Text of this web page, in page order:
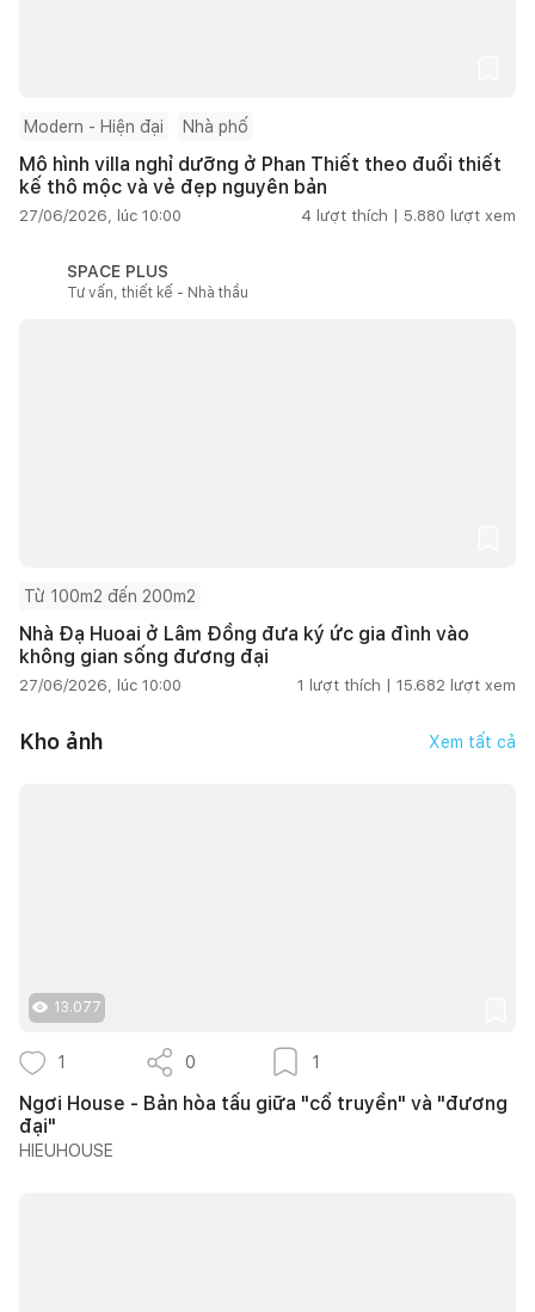
Modern - Hiện đại Nhà phố
Mô hình villa nghỉ dưỡng ở Phan Thiết theo đuổi thiết
kế thô mộc và vẻ đẹp nguyên bản
27/06/2026, lúc 10:00 4 lượt thích | 5.880 lượt xem
SPACE PLUS
Tư vấn, thiết kế - Nhà thầu
Từ 100m2 đến 200m2
Nhà Đạ Huoai ở Lâm Đồng đưa ký ức gia đình vào
không gian sống đương đại
27/06/2026, lúc 10:00 1 lượt thích | 15.682 lượt xem
Kho ảnh Xem tất cả
13.077
1 0 1
Ngơi House - Bản hòa tấu giữa "cổ truyền" và "đương
đại"
HIEUHOUSE